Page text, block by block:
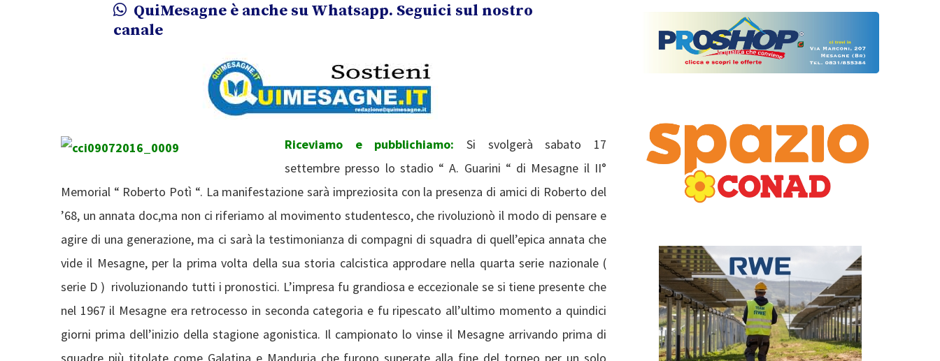
QuiMesagne è anche su Whatsapp. Seguici sul nostro
canale
Riceviamo e pubblichiamo: Si svolgerà sabato 17
settembre presso lo stadio “ A. Guarini “ di Mesagne il II°
Memorial “ Roberto Potì “. La manifestazione sarà impreziosita con la presenza di amici di Roberto del
’68, un annata doc,ma non ci riferiamo al movimento studentesco, che rivoluzionò il modo di pensare e
agire di una generazione, ma ci sarà la testimonianza di compagni di squadra di quell’epica annata che
vide il Mesagne, per la prima volta della sua storia calcistica approdare nella quarta serie nazionale (
serie D ) rivoluzionando tutti i pronostici. L’impresa fu grandiosa e eccezionale se si tiene presente che
nel 1967 il Mesagne era retrocesso in seconda categoria e fu ripescato all’ultimo momento a quindici
giorni prima dell’inizio della stagione agonistica. Il campionato lo vinse il Mesagne arrivando prima di
squadre più titolate come Galatina e Manduria che furono superate alla fine del torneo per un solo